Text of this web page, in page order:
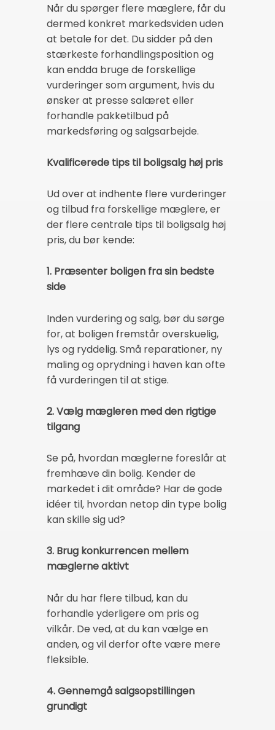
Når du spørger flere mæglere, får du
dermed konkret markedsviden uden
at betale for det. Du sidder på den
stærkeste forhandlingsposition og
kan endda bruge de forskellige
vurderinger som argument, hvis du
ønsker at presse salæret eller
forhandle pakketilbud på
markedsføring og salgsarbejde.
Kvalificerede tips til boligsalg høj pris
Ud over at indhente flere vurderinger
og tilbud fra forskellige mæglere, er
der flere centrale tips til boligsalg høj
pris, du bør kende:
1. Præsenter boligen fra sin bedste
side
Inden vurdering og salg, bør du sørge
for, at boligen fremstår overskuelig,
lys og ryddelig. Små reparationer, ny
maling og oprydning i haven kan ofte
få vurderingen til at stige.
2. Vælg mægleren med den rigtige
tilgang
Se på, hvordan mæglerne foreslår at
fremhæve din bolig. Kender de
markedet i dit område? Har de gode
idéer til, hvordan netop din type bolig
kan skille sig ud?
3. Brug konkurrencen mellem
mæglerne aktivt
Når du har flere tilbud, kan du
forhandle yderligere om pris og
vilkår. De ved, at du kan vælge en
anden, og vil derfor ofte være mere
fleksible.
4. Gennemgå salgsopstillingen
grundigt